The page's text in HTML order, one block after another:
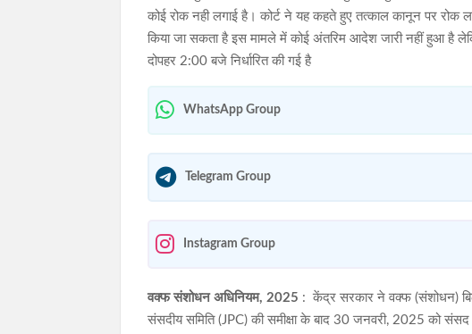
कोई रोक नही लगाई है। कोर्ट ने यह कहते हुए तत्काल कानून पर रोक
किया जा सकता है इस मामले में कोई अंतरिम आदेश जारी नहीं हुआ है
दोपहर 2:00 बजे निर्धारित की गई है
WhatsApp Group
Telegram Group
Instagram Group
वक्फ संशोधन अधिनियम, 2025 : केंद्र सरकार ने वक्फ (संशोधन)
संसदीय समिति (JPC) की समीक्षा के बाद 30 जनवरी, 2025 को